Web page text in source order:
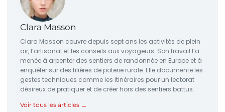
Clara Masson
Clara Masson couvre depuis sept ans les activités de plein
air, l’artisanat et les conseils aux voyageurs. Son travail l’a
menée à arpenter des sentiers de randonnée en Europe et à
enquêter sur des filières de poterie rurale. Elle documente les
gestes techniques comme les itinéraires pour un lectorat
désireux de pratiquer et de créer hors des sentiers battus.
Voir tous les articles →